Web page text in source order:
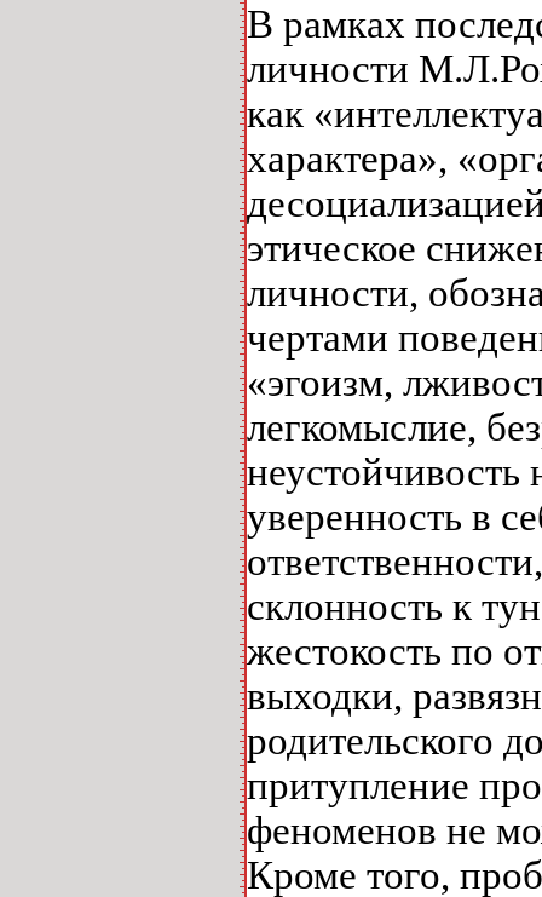
В рамках
личности
как
характера»,
этическое
личности,
чертами
«эгоизм,
легкомыслие,
уверенность в
склонность к
жестокость по
выходки,
родительского
притупление
феноменов не
Кроме того,